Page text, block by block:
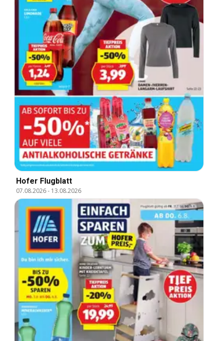
Hofer Flugblatt
07.08.2026- 13.08.2026